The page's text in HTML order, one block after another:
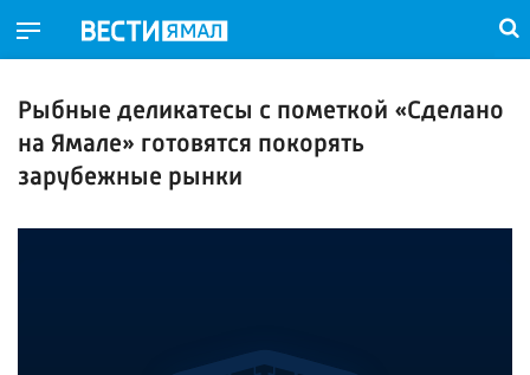
Рыбные деликатесы с пометкой «Сделано
на Ямале» готовятся покорять
зарубежные рынки